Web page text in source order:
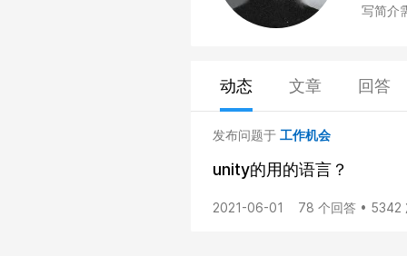
写简介
动态 文章 回答
发布问题于 工作机会
unity的用的语言？
2021-06-01 78 个回答 • 5342